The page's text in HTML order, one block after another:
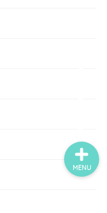
MENU